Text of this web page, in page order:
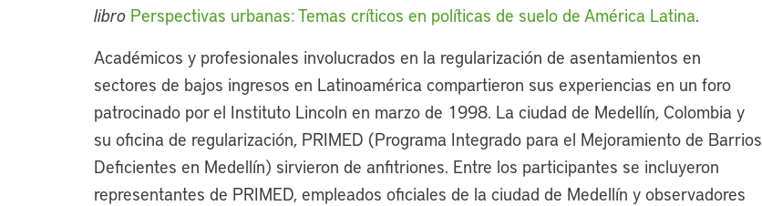
libro Perspectivas urbanas: Temas críticos en políticas de suelo de América Latina.
Académicos y profesionales involucrados en la regularización de asentamientos en
sectores de bajos ingresos en Latinoamérica compartieron sus experiencias en un foro
patrocinado por el Instituto Lincoln en marzo de 1998. La ciudad de Medellín, Colombia y
su oficina de regularización, PRIMED (Programa Integrado para el Mejoramiento de Barrios
Deficientes en Medellín) sirvieron de anfitriones. Entre los participantes se incluyeron
representantes de PRIMED, empleados oficiales de la ciudad de Medellín y observadores